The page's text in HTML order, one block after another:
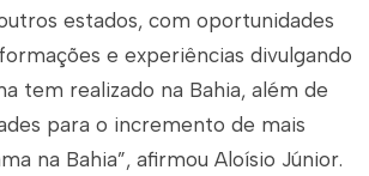
estados, com oportunidades
e experiências divulgando
tem realizado na Bahia, além de
para o incremento de mais
na Bahia”, afirmou Aloísio Júnior.